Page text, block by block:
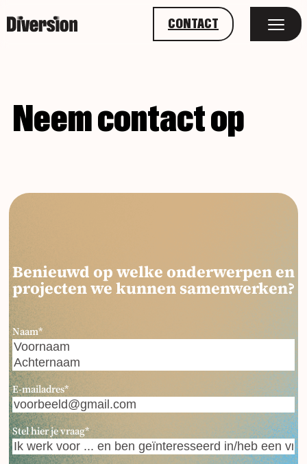
CONTACT
Neem contact op
Benieuwd op welke onderwerpen en
projecten we kunnen samenwerken?
Naam*
Voornaam
Achternaam
E-mailadres*
Stel hier je vraag*